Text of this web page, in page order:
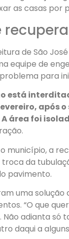
as casas por
de São
equipe de
para
está
após
área foi
município, a
da
pavimento.
uma solução
“O que
Não adianta só
daqui a